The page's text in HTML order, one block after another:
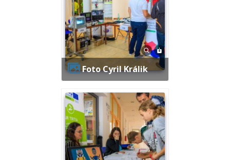
Foto Cyril Králik